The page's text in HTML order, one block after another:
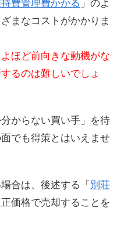
費管理費かかる 」のよ
まなコストがかかりま
ほど前向きな動機がな
るのは難しいでしょ
からない買い手」を待
でも得策とはいえませ
合は、後述する「 別荘
正価格で売却することを